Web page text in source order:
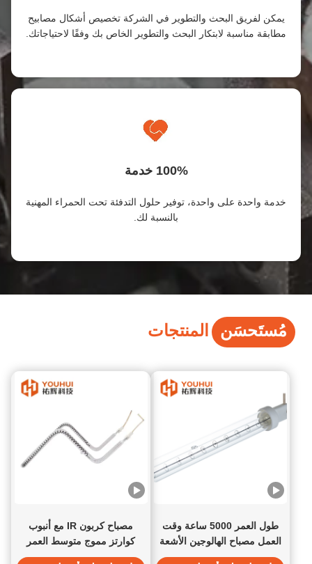
يمكن لفريق البحث والتطوير في الشركة تخصيص أشكال مصابيح
مطابقة مناسبة لابتكار البحث والتطوير الخاص بك وفقًا لاحتياجاتك.
100% خدمة
خدمة واحدة على واحدة، توفير حلول التدفئة تحت الحمراء المهنية
بالنسبة لك.
مُستَحسَن المنتجات
طول العمر 5000 ساعة وقت
العمل مصباح الهالوجين الأشعة
تحت الحمراء قصيرة الموجة مع
مصباح كربون IR مع أنبوب
كوارتز مموج متوسط ​​العمر
5000 ساعة للتسخين السريع